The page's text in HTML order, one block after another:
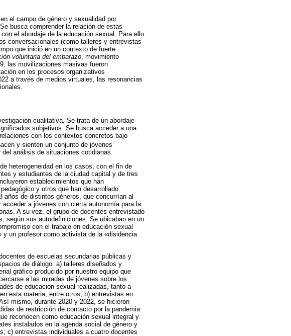
el campo de género y sexualidad por
busca comprender la relación de estas
el abordaje de la educación sexual. Para ello
conversacionales (como talleres y entrevistas
que inició en un contexto de fuerte
voluntaria del embarazo , movimiento
las movilizaciones masivas fueron
en los procesos organizativos
a través de medios virtuales, las resonancias
cualitativa. Se trata de un abordaje
subjetivos. Se busca acceder a una
con los contextos concretos bajo
y sienten un conjunto de jóvenes
análisis de situaciones cotidianas.
heterogeneidad en los casos, con el fin de
y estudiantes de la ciudad capital y de tres
establecimientos que han
y otros que han desarrollado
de distintos géneros, que concurrían al
a jóvenes con cierta autonomía para la
A su vez, el grupo de docentes entrevistado
según sus autodefiniciones. Se ubicaban en un
con el trabajo en educación sexual
un profesor como activista de la «disidencia
de escuelas secundarias públicas y
de diálogo: a) talleres diseñados y
gráfico producido por nuestro equipo que
a las miradas de jóvenes sobre los
de educación sexual realizadas, tanto a
esta materia, entre otros; b) entrevistas en
mismo, durante 2020 y 2022, se hicieron
de restricción de contacto por la pandemia
reconocen como educación sexual integral y
instalados en la agenda social de género y
c) entrevistas individuales a cuatro docentes